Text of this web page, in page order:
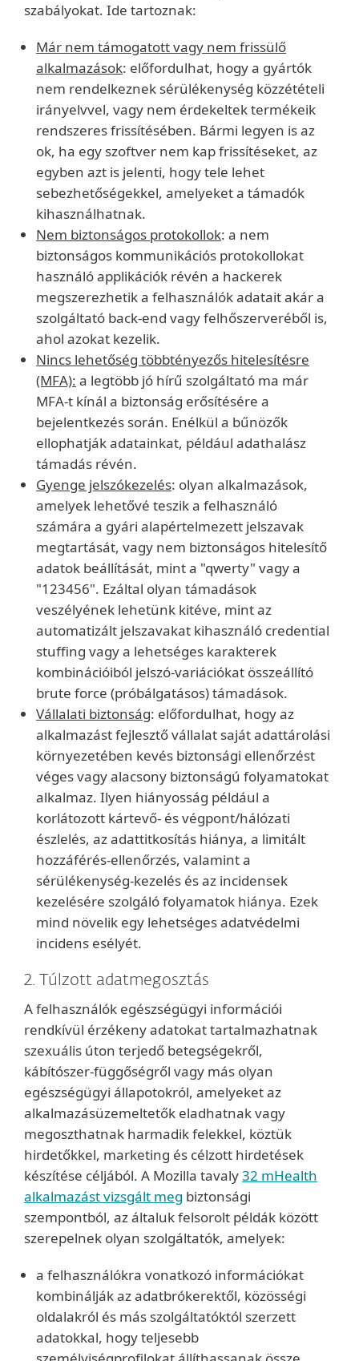
szabályokat. Ide tartoznak:
Már nem támogatott vagy nem frissülő
alkalmazások: előfordulhat, hogy a gyártók
nem rendelkeznek sérülékenység közzétételi
irányelvvel, vagy nem érdekeltek termékeik
rendszeres frissítésében. Bármi legyen is az
ok, ha egy szoftver nem kap frissítéseket, az
egyben azt is jelenti, hogy tele lehet
sebezhetőségekkel, amelyeket a támadók
kihasználhatnak.
Nem biztonságos protokollok: a nem
biztonságos kommunikációs protokollokat
használó applikációk révén a hackerek
megszerezhetik a felhasználók adatait akár a
szolgáltató back-end vagy felhőszerveréből is,
ahol azokat kezelik.
Nincs lehetőség többtényezős hitelesítésre
(MFA): a legtöbb jó hírű szolgáltató ma már
MFA-t kínál a biztonság erősítésére a
bejelentkezés során. Enélkül a bűnözők
ellophatják adatainkat, például adathalász
támadás révén.
Gyenge jelszókezelés: olyan alkalmazások,
amelyek lehetővé teszik a felhasználó
számára a gyári alapértelmezett jelszavak
megtartását, vagy nem biztonságos hitelesítő
adatok beállítását, mint a "qwerty" vagy a
"123456". Ezáltal olyan támadások
veszélyének lehetünk kitéve, mint az
automatizált jelszavakat kihasználó credential
stuffing vagy a lehetséges karakterek
kombinációiból jelszó-variációkat összeállító
brute force (próbálgatásos) támadások.
Vállalati biztonság: előfordulhat, hogy az
alkalmazást fejlesztő vállalat saját adattárolási
környezetében kevés biztonsági ellenőrzést
véges vagy alacsony biztonságú folyamatokat
alkalmaz. Ilyen hiányosság például a
korlátozott kártevő- és végpont/hálózati
észlelés, az adattitkosítás hiánya, a limitált
hozzáférés-ellenőrzés, valamint a
sérülékenység-kezelés és az incidensek
kezelésére szolgáló folyamatok hiánya. Ezek
mind növelik egy lehetséges adatvédelmi
incidens esélyét.
2. Túlzott adatmegosztás
A felhasználók egészségügyi információi
rendkívül érzékeny adatokat tartalmazhatnak
szexuális úton terjedő betegségekről,
kábítószer-függőségről vagy más olyan
egészségügyi állapotokról, amelyeket az
alkalmazásüzemeltetők eladhatnak vagy
megoszthatnak harmadik felekkel, köztük
hirdetőkkel, marketing és célzott hirdetések
készítése céljából. A Mozilla tavaly32 mHealth
alkalmazást vizsgált meg biztonsági
szempontból, az általuk felsorolt példák között
szerepelnek olyan szolgáltatók, amelyek:
a felhasználókra vonatkozó információkat
kombinálják az adatbrókerektől, közösségi
oldalakról és más szolgáltatóktól szerzett
adatokkal, hogy teljesebb